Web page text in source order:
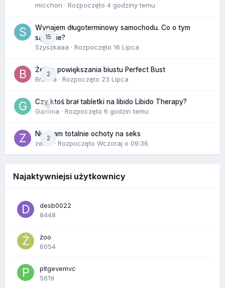
micchon · Rozpoczęto 4 godziny temu
15
Wynajem długoterminowy samochodu. Co o tym
sądzicie?
Szyszkaaa · Rozpoczęto 16 Lipca
2
Żel do powiększania biustu Perfect Bust
Bravva · Rozpoczęto 23 Lipca
0
Czy ktoś brał tabletki na libido Libido Therapy?
Gamma · Rozpoczęto 6 godzin temu
2
Nie mam totalnie ochoty na seks
zenla
· Rozpoczęto Wczoraj o 09:36
Najaktywniejsi użytkownicy
desb0022
8448
żoo
6054
pltgevemvc
5619